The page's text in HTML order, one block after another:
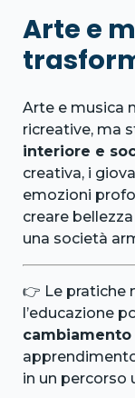
Arte e
Arte e musica
ricreative, ma
interiore e
creativa, i
emozioni
creare
una società
👉 Le pratiche
l’educazione
cambiamento
in un percorso